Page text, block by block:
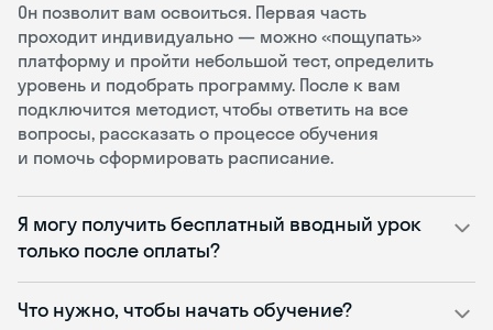
Он позволит вам освоиться. Первая часть
проходит индивидуально — можно «пощупать»
платформу и пройти небольшой тест, определить
уровень и подобрать программу. После к вам
подключится методист, чтобы ответить на все
вопросы, рассказать о процессе обучения
и помочь сформировать расписание.
Я могу получить бесплатный вводный урок
только после оплаты?
Что нужно, чтобы начать обучение?